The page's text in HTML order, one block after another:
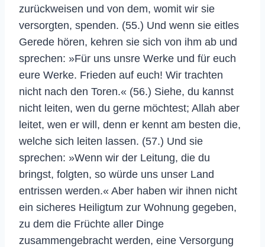
zurückweisen und von dem, womit wir sie
versorgten, spenden. (55.) Und wenn sie eitles
Gerede hören, kehren sie sich von ihm ab und
sprechen: »Für uns unsre Werke und für euch
eure Werke. Frieden auf euch! Wir trachten
nicht nach den Toren.« (56.) Siehe, du kannst
nicht leiten, wen du gerne möchtest; Allah aber
leitet, wen er will, denn er kennt am besten die,
welche sich leiten lassen. (57.) Und sie
sprechen: »Wenn wir der Leitung, die du
bringst, folgten, so würde uns unser Land
entrissen werden.« Aber haben wir ihnen nicht
ein sicheres Heiligtum zur Wohnung gegeben,
zu dem die Früchte aller Dinge
zusammengebracht werden, eine Versorgung